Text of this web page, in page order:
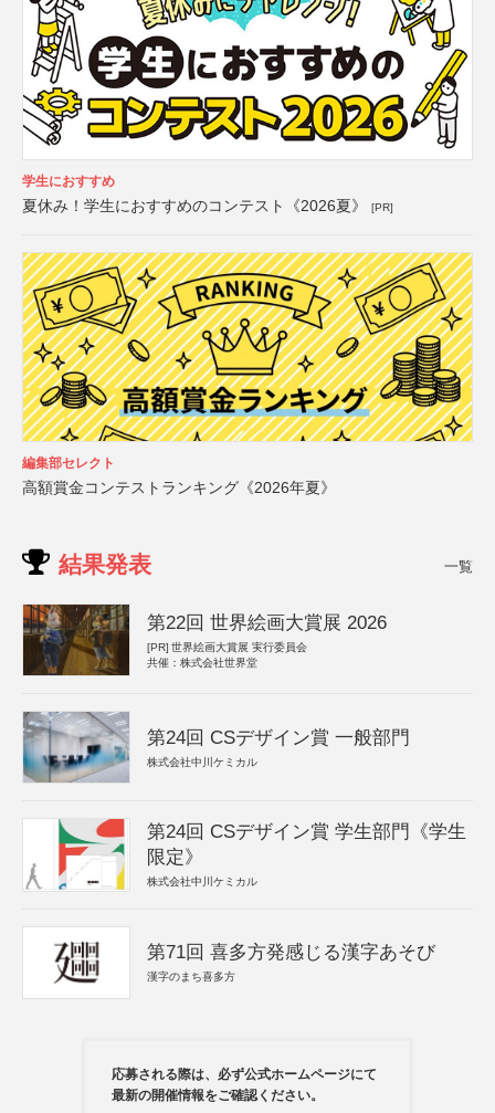
学生におすすめ
夏休み！学生におすすめのコンテスト《2026夏》 [PR]
編集部セレクト
高額賞金コンテストランキング《2026年夏》
結果発表 一覧
第22回 世界絵画大賞展 2026
[PR] 世界絵画大賞展 実行委員会
共催：株式会社世界堂
第24回 CSデザイン賞 一般部門
株式会社中川ケミカル
第24回 CSデザイン賞 学生部門《学生
限定》
株式会社中川ケミカル
第71回 喜多方発感じる漢字あそび
漢字のまち喜多方
応募される際は、必ず公式ホームページにて
最新の開催情報をご確認ください。